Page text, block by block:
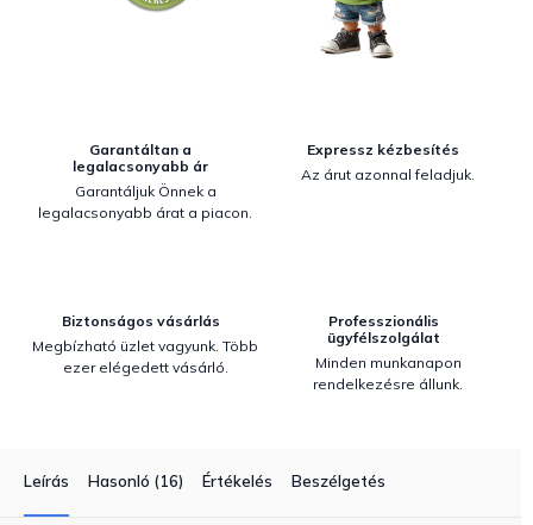
Garantáltan a
legalacsonyabb ár
Garantáljuk Önnek a
legalacsonyabb árat a piacon.
Expressz kézbesítés
Az árut azonnal feladjuk.
Biztonságos vásárlás
Megbízható üzlet vagyunk. Több
ezer elégedett vásárló.
Professzionális
ügyfélszolgálat
Minden munkanapon
rendelkezésre állunk.
Leírás Hasonló (16) Értékelés Beszélgetés